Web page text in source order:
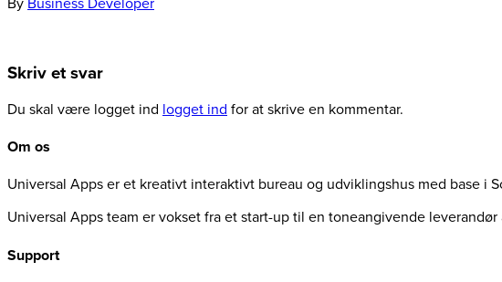
By Business Developer
Skriv et svar
Du skal være logget ind logget ind for at skrive en kommentar.
Om os
Universal Apps er et kreativt interaktivt bureau og udviklingshus med base i
Universal Apps team er vokset fra et start-up til en toneangivende
Support